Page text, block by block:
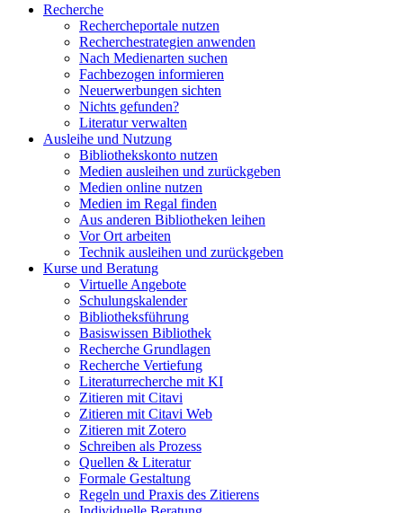
Recherche
Rechercheportale nutzen
Recherchestrategien anwenden
Nach Medienarten suchen
Fachbezogen informieren
Neuerwerbungen sichten
Nichts gefunden?
Literatur verwalten
Ausleihe und Nutzung
Bibliothekskonto nutzen
Medien ausleihen und zurückgeben
Medien online nutzen
Medien im Regal finden
Aus anderen Bibliotheken leihen
Vor Ort arbeiten
Technik ausleihen und zurückgeben
Kurse und Beratung
Virtuelle Angebote
Schulungskalender
Bibliotheksführung
Basiswissen Bibliothek
Recherche Grundlagen
Recherche Vertiefung
Literaturrecherche mit KI
Zitieren mit Citavi
Zitieren mit Citavi Web
Zitieren mit Zotero
Schreiben als Prozess
Quellen & Literatur
Formale Gestaltung
Regeln und Praxis des Zitierens